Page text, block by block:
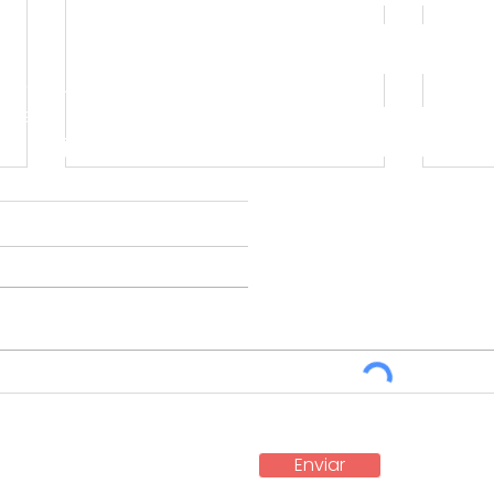
La importancia de una
El
Enviar
descubra
sus
y mejorar la